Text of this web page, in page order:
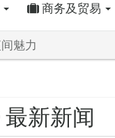
商务及贸易
魅力
最新新闻